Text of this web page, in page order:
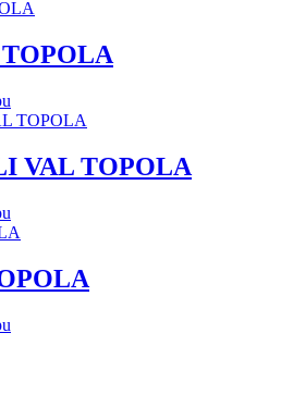
VAL TOPOLA